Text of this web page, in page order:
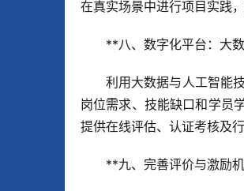
在真实场景中进行项目实践
**八、数字化平台：大
利用大数据与人工智能
岗位需求、技能缺口和学员
提供在线评估、认证考核及
**九、完善评价与激励